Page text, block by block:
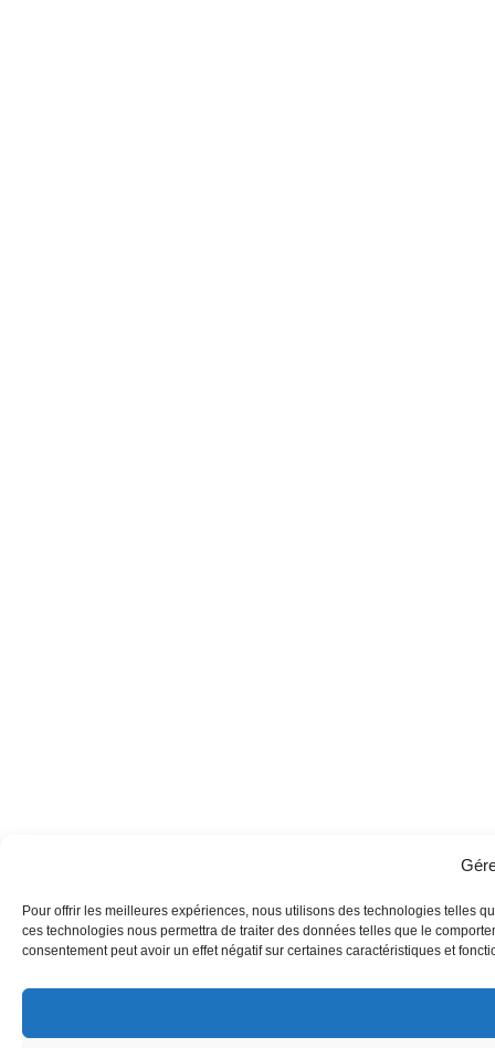
Pour offrir les meilleures expériences, nous utilisons des technologies telles
ces technologies nous permettra de traiter des données telles que le
consentement peut avoir un effet négatif sur certaines caractéristiques et